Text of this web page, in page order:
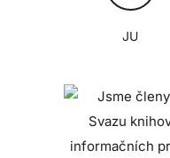
JU